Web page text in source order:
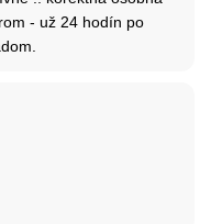
- už 24 hodín po